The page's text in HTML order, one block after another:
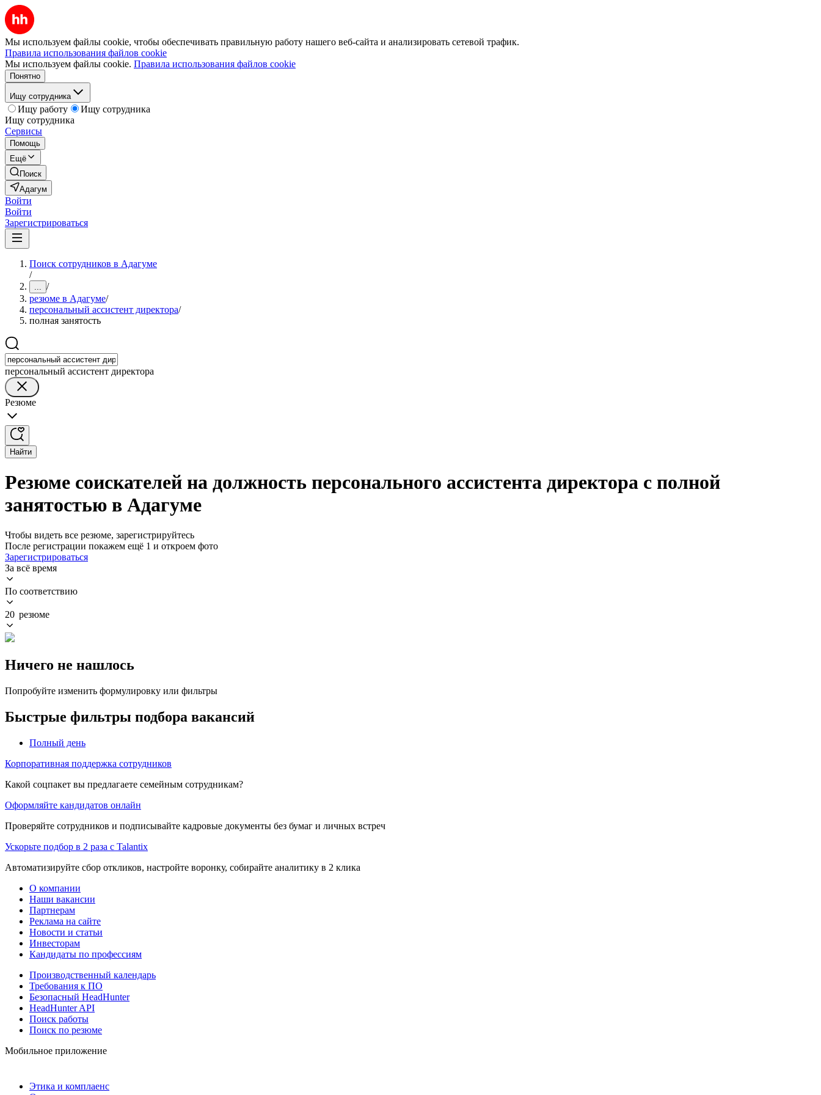
Мы используем файлы cookie, чтобы обеспечивать правильную работу нашего веб-сайта и анализировать сетевой трафик.
Правила использования файлов cookie
Мы используем файлы cookie. Правила использования файлов cookie
Понятно
Ищу сотрудника
Ищу работу
Ищу сотрудника
Ищу сотрудника
Сервисы
Помощь
Ещё
Поиск
Адагум
Войти
Войти
Зарегистрироваться
Поиск сотрудников в Адагуме
/
... /
резюме в Адагуме/
персональный ассистент директора/
полная занятость
персональный ассистент директора
Резюме
Найти
Резюме соискателей на должность персонального ассистента директора с полной
занятостью в Адагуме
Чтобы видеть все резюме, зарегистрируйтесь
После регистрации покажем ещё 1 и откроем фото
Зарегистрироваться
За всё время
По соответствию
20 резюме
Ничего не нашлось
Попробуйте изменить формулировку или фильтры
Быстрые фильтры подбора вакансий
Полный день
Корпоративная поддержка сотрудников
Какой соцпакет вы предлагаете семейным сотрудникам?
Оформляйте кандидатов онлайн
Проверяйте сотрудников и подписывайте кадровые документы без бумаг и личных встреч
Ускорьте подбор в 2 раза с Talantix
Автоматизируйте сбор откликов, настройте воронку, собирайте аналитику в 2 клика
О компании
Наши вакансии
Партнерам
Реклама на сайте
Новости и статьи
Инвесторам
Кандидаты по профессиям
Производственный календарь
Требования к ПО
Безопасный HeadHunter
HeadHunter API
Поиск работы
Поиск по резюме
Мобильное приложение
Этика и комплаенс